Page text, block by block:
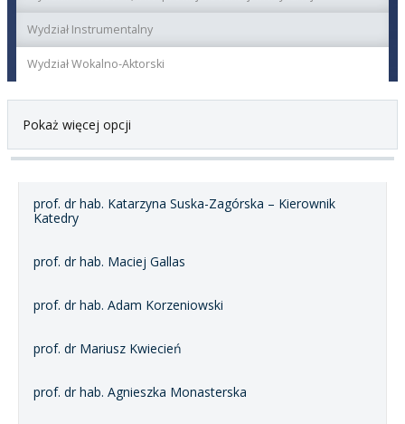
Wydział Instrumentalny
Wydział Wokalno-Aktorski
Pokaż więcej opcji
prof. dr hab. Katarzyna Suska-Zagórska – Kierownik
Katedry
prof. dr hab. Maciej Gallas
prof. dr hab. Adam Korzeniowski
prof. dr Mariusz Kwiecień
prof. dr hab. Agnieszka Monasterska